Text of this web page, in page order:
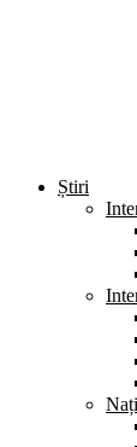
Știri